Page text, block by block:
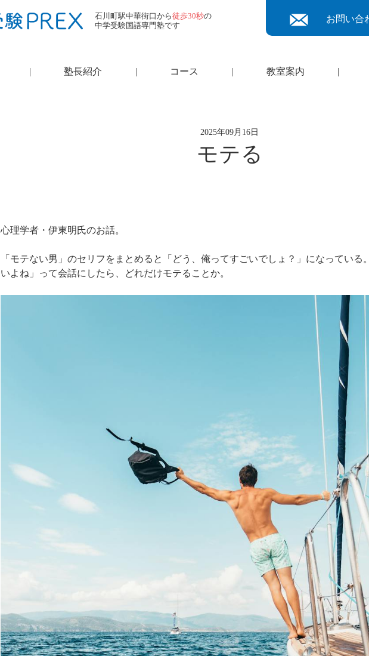
石川町駅中華街口から徒歩30秒の
中学受験国語専門塾です
お問い合
| 塾長紹介 | コース | 教室案内 |
2025年09月16日
モテる
心理学者・伊東明氏のお話。
「モテない男」のセリフをまとめると「どう、俺ってすごいでしょ？」になっている
いよね」って会話にしたら、どれだけモテることか。